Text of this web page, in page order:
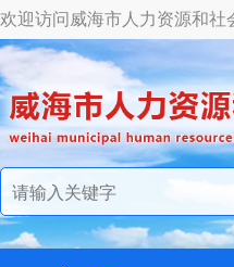
欢迎访问威海市人力资源和社